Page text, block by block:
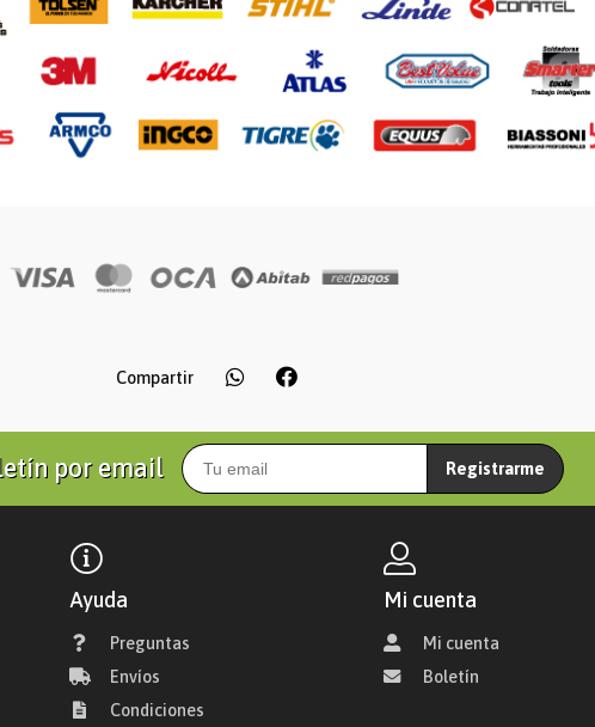
Compartir
por email Registrarme
Ayuda
Preguntas
Envíos
Condiciones
Mi cuenta
Mi cuenta
Boletín